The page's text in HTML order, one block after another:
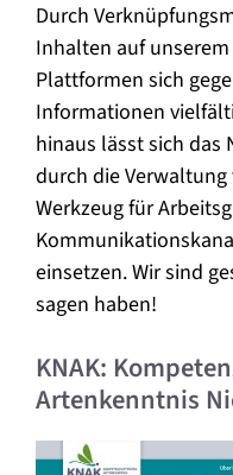
Durch
Inhalten auf
Plattformen sich
Informationen
hinaus lässt sich das
durch die
Werkzeug für
einsetzen. Wir sind
sagen haben!
KNAK:
Artenkenntnis